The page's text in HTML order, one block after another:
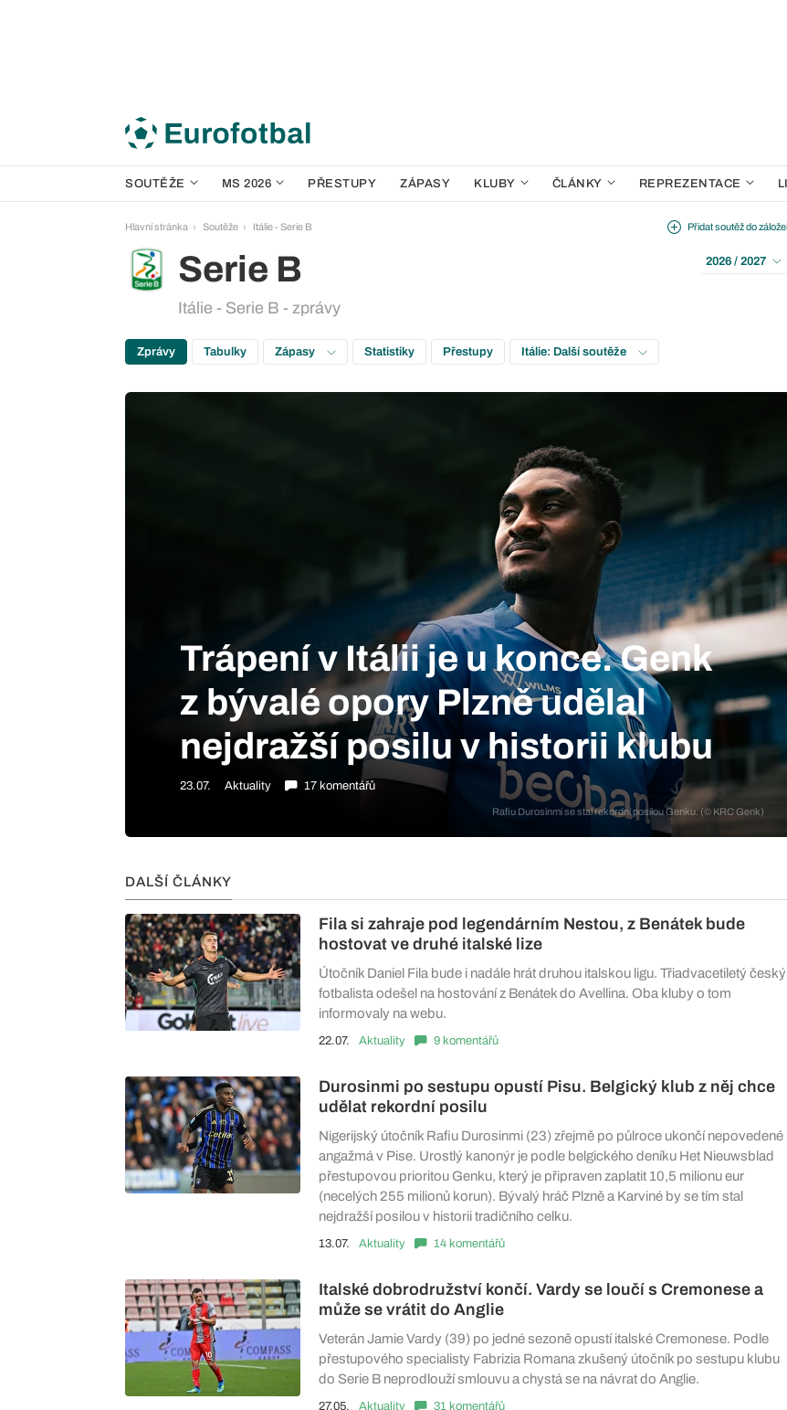
SOUTĚŽE MS 2026 PŘESTUPY ZÁPASY KLUBY ČLÁNKY REPREZENTACE
Hlavní stránka Soutěže Itálie - Serie B
Serie B
Itálie - Serie B - zprávy
Přidat soutěž do
2026 / 2027
Zprávy Tabulky Zápasy Statistiky Přestupy Itálie: Další soutěže
Rafiu Durosinmi se stal rekordní posilou Genku. (© KRC Genk)
Trápení v Itálii je u konce. Genk
z bývalé opory Plzně udělal
nejdražší posilu v historii klubu
23.07. Aktuality 17 komentářů
DALŠÍ ČLÁNKY
Fila si zahraje pod legendárním Nestou, z Benátek bude
hostovat ve druhé italské lize
Útočník Daniel Fila bude i nadále hrát druhou italskou ligu. Třiadvacetiletý český
fotbalista odešel na hostování z Benátek do Avellina. Oba kluby o tom
informovaly na webu.
22.07. Aktuality 9 komentářů
Durosinmi po sestupu opustí Pisu. Belgický klub z něj chce
udělat rekordní posilu
Nigerijský útočník Rafiu Durosinmi (23) zřejmě po půlroce ukončí nepovedené
angažmá v Pise. Urostlý kanonýr je podle belgického deníku Het Nieuwsblad
přestupovou prioritou Genku, který je připraven zaplatit 10,5 milionu eur
(necelých 255 milionů korun). Bývalý hráč Plzně a Karviné by se tím stal
nejdražší posilou v historii tradičního celku.
13.07. Aktuality 14 komentářů
Italské dobrodružství končí. Vardy se loučí s Cremonese a
může se vrátit do Anglie
Veterán Jamie Vardy (39) po jedné sezoně opustí italské Cremonese. Podle
přestupového specialisty Fabrizia Romana zkušený útočník po sestupu klubu
do Serie B neprodlouží smlouvu a chystá se na návrat do Anglie.
27.05. Aktuality 31 komentářů